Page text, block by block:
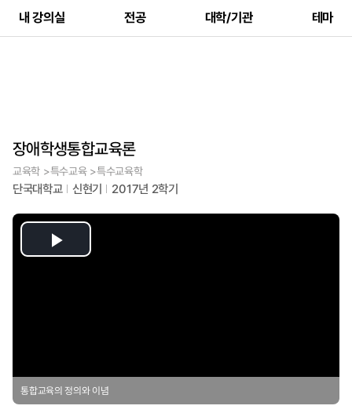
내 강의실 전공 대학/기관 테마
장애학생통합교육론
교육학 >특수교육 >특수교육학
단국대학교 신현기 2017년 2학기
Play
통합교육의 정의와 이념